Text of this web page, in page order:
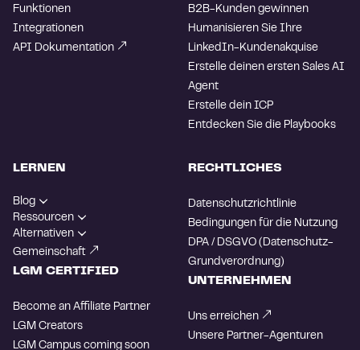
Funktionen
Integrationen
API Dokumentation
B2B-Kunden gewinnen
Humanisieren Sie Ihre
LinkedIn-Kundenakquise
Erstelle deinen ersten Sales AI
Agent
Erstelle dein ICP
Entdecken Sie die Playbooks
LERNEN
Blog
Ressourcen
Alternativen
Gemeinschaft
LGM CERTIFIED
Become an Affiliate Partner
LGM Creators
LGM Campus coming soon
RECHTLICHES
Datenschutzrichtlinie
Bedingungen für die Nutzung
DPA / DSGVO (Datenschutz-
Grundverordnung)
UNTERNEHMEN
Uns erreichen
Unsere Partner-Agenturen